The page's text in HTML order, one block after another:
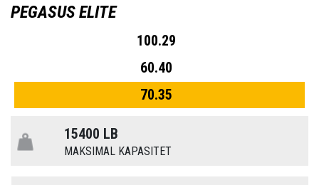
PEGASUS ELITE
100.29
60.40
70.35
15400 LB
MAKSIMAL KAPASITET